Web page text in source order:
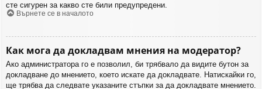
сте сигурен за какво сте били предупредени.
Върнете се в началото
Как мога да докладвам мнения на модератор?
Ако администратора го е позволил, би трябвало да видите бутон за
докладване до мнението, което искате да докладвате. Натискайки го,
ще трябва да следвате указаните стъпки за да докладвате мнението.